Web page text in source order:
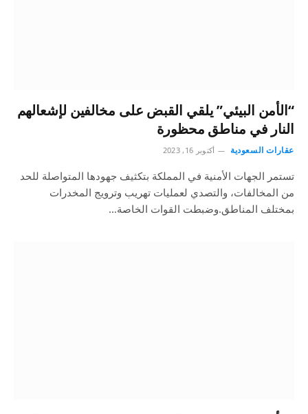
“الأمن البيئي” يلقي القبض على مخالفين لإشعالهم
النار في مناطق محظورة
عقارات السعودية أكتوبر 16, 2023
تستمر الجهات الأمنية في المملكة بتكثيف جهودها المتواصلة للحد
من المخالفات، والتصدي لعمليات تهريب وترويج المخدرات
بمختلف المناطق.وضبطت القوات الخاصة…